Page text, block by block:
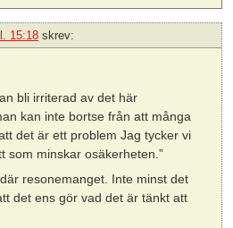
15:18 skrev:
bli irriterad av det här
kan inte bortse från att många
det är ett problem Jag tycker vi
som minskar osäkerheten.”
resonemanget. Inte minst det
det ens gör vad det är tänkt att